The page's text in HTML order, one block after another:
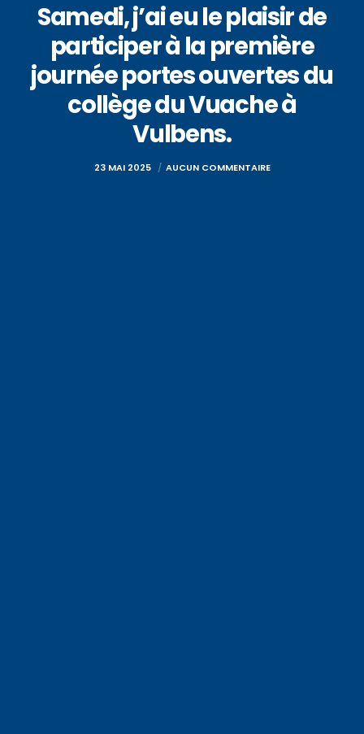
Samedi, j’ai eu le plaisir de
participer à la première
journée portes ouvertes du
collège du Vuache à
Vulbens.
23 MAI 2025 AUCUN COMMENTAIRE